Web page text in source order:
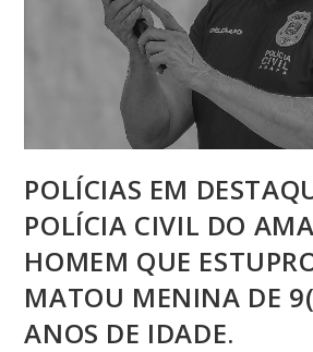
POLÍCIAS EM
POLÍCIA CIVIL DO
HOMEM QUE
MATOU MENINA DE
ANOS DE IDADE.